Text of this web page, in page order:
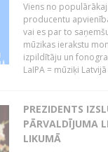
Viens no
producentu
vai es par to
mūzikas ierakstu
izpildītāju un
LaIPA = mūziķi
PREZIDENTS
PĀRVALDĪJUMA
LIKUMĀ